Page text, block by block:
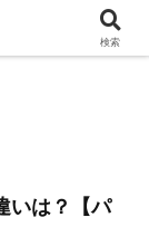
いは？【パ
検索